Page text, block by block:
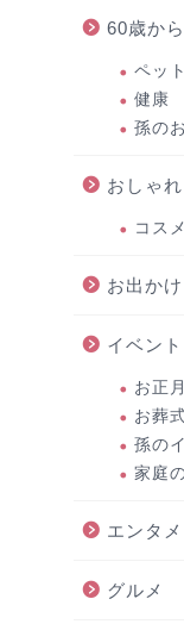
60歳か
ペット
健康
孫の
おしゃれ
コスメ
お出かけ
イベント
お正月
お葬
孫の
家庭
エンタメ
グルメ